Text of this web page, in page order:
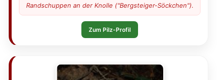
Randschuppen an der Knolle ("Bergsteiger-Söckchen").
Zum Pilz-Profil